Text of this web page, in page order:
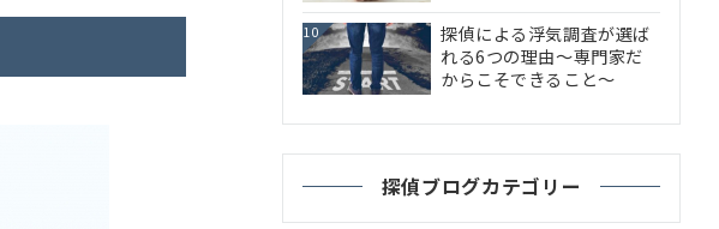
10
探偵による浮気調査が選ば
れる6つの理由～専門家だ
からこそできること～
探偵ブログカテゴリー